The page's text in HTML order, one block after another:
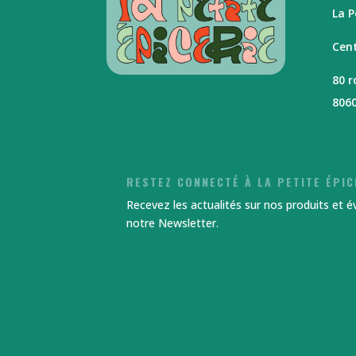
La
80
RESTEZ CONNECTÉ À LA PETITE
Recevez les actualités sur nos produits et
notre Newsletter.